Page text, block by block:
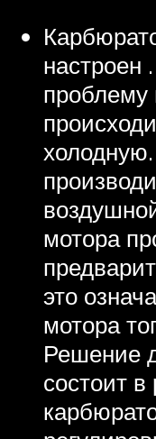
настроен
проблему
мотора
это
мотора
Решение
состоит в